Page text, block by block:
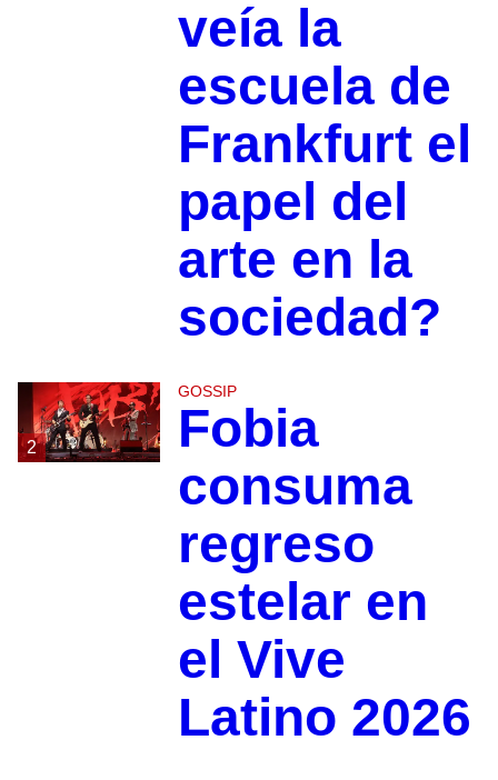
veía la
escuela de
Frankfurt el
papel del
arte en la
sociedad?
2
GOSSIP
Fobia
consuma
regreso
estelar en
el Vive
Latino 2026